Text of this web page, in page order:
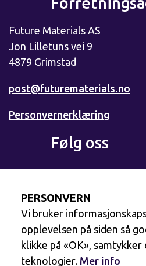
Future Materials AS
Jon Lilletuns vei 9
4879 Grimstad
post@futurematerials.no
Personvernerklæring
Følg oss
LinkedIn
PERSONVERN
Vi bruker
opplevelsen på siden så
klikke på «OK», samtykker
teknologier. Mer info